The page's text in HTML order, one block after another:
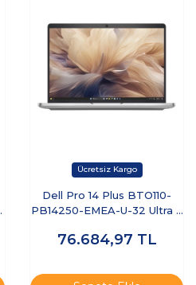
Dell Pro 14 Plus BTO110-
PB14250-EMEA-U-32 Ultra 7
Ubuntu Dizüstü Bilgisayar
76.684,97 TL